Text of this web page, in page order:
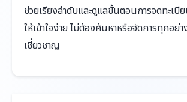
ช่วยเรียงลำดับและดูแลขั้นตอนการจดทะเ
ให้เข้าใจง่าย ไม่ต้องค้นหาหรือจัดการทุกอย่า
เชี่ยวชาญ